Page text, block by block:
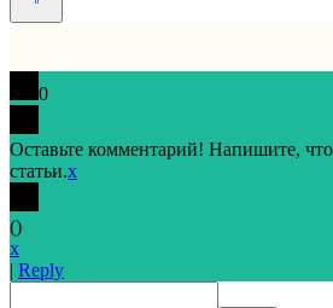
0
Оставьте комментарий! Напишите,
статьи.x
()
x
| Reply